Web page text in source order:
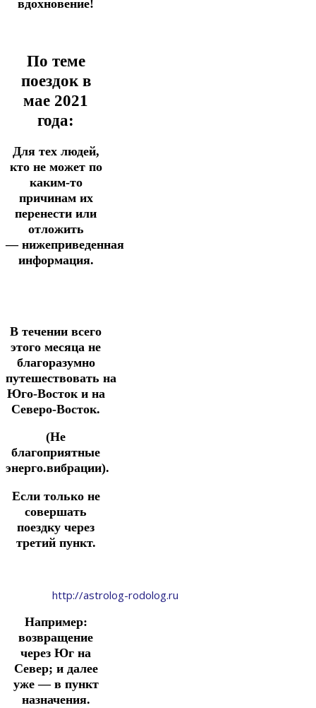
вдохновение!
По теме
поездок в
мае 2021
года:
Для тех людей,
кто не может по
каким-то
причинам их
перенести или
отложить
— нижеприведенная
информация.
В течении всего
этого месяца не
благоразумно
путешествовать на
Юго-Восток и на
Северо-Восток.
(Не
благоприятные
энерго.вибрации).
Если только не
совершать
поездку через
третий пункт.
http://astrolog-rodolog.ru
Например:
возвращение
через Юг на
Север; и далее
уже — в пункт
назначения.